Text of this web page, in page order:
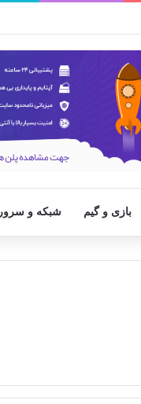
بازی و گیم شبکه و سرور